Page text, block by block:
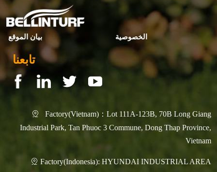
بيان الموقع الخصوصية
تابعنا

Factory(Vietnam)：Lot 111A-123B, 70B Long Giang
Industrial Park, Tan Phuoc 3 Commune, Dong Thap Province,
Vietnam
 Factory(Indonesia): HYUNDAI INDUSTRIAL AREA